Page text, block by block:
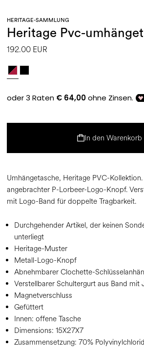
HERITAGE-SAMMLUNG
Heritage Pvc-
192.00 EUR
In den Warenkorb
Umhängetasche, Heritage PVC-
angebrachter P-Lorbeer-Logo-Knopf.
mit Logo-Band für doppelte Tragbarkeit.
Durchgehender Artikel, der keinen
unterliegt
Heritage-Muster
Metall-Logo-Knopf
Abnehmbarer Clochette-
Verstellbarer Schultergurt aus Band mit
Magnetverschluss
Gefüttert
Innen: offene Tasche
Dimensions: 15X27X7
Zusammensetzung: 70%